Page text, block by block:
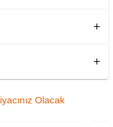
Olacak